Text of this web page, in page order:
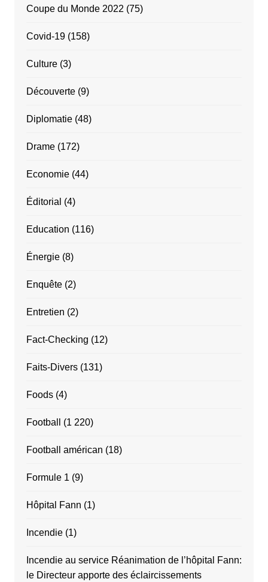
Coupe du Monde 2022 (75)
Covid-19(158)
Culture(3)
Découverte(9)
Diplomatie(48)
Drame(172)
Economie(44)
Éditorial (4)
Education (116)
Énergie(8)
Enquête(2)
Entretien (2)
Fact-Checking (12)
Faits-Divers(131)
Foods(4)
Football (1 220)
Football américan (18)
Formule 1 (9)
Hôpital Fann (1)
Incendie(1)
Incendie au service Réanimation de l’hôpital Fann:
le Directeur apporte des éclaircissements